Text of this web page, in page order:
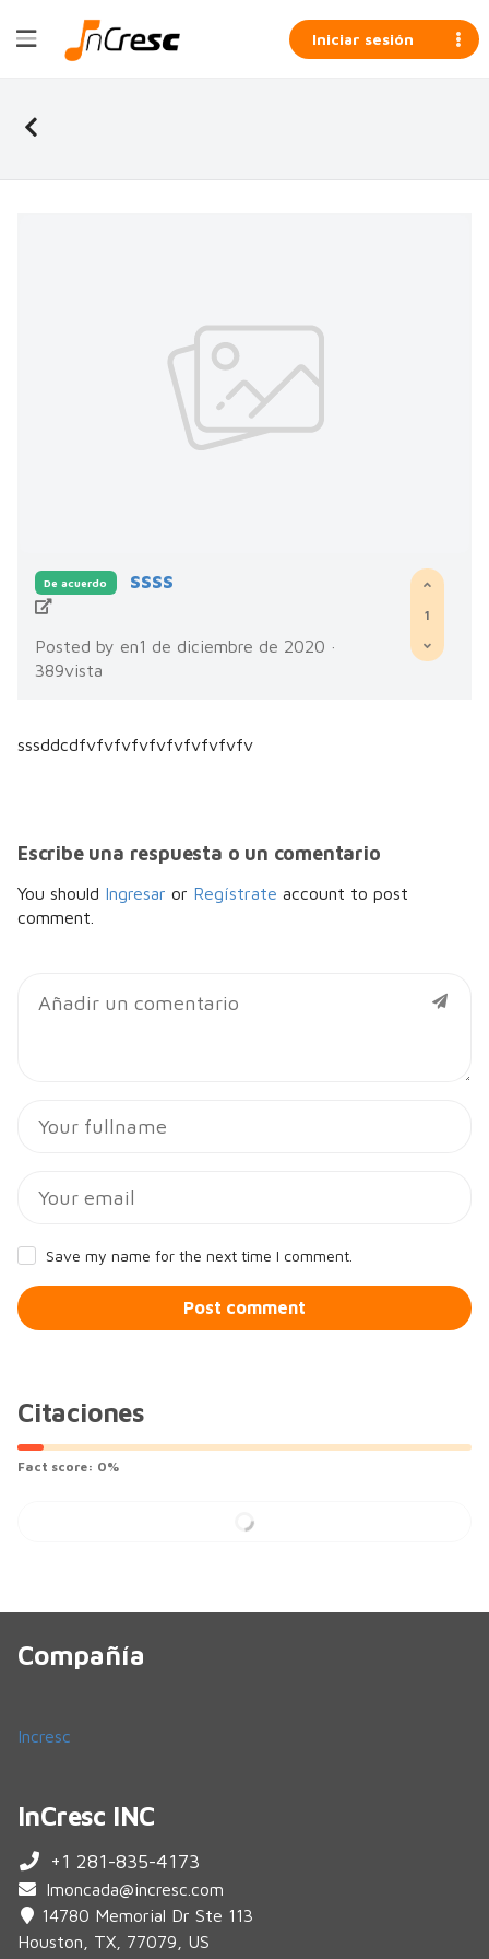
Iniciar sesión
De acuerdo ssss
Posted by en1 de diciembre de 2020 ·
389vista
1
sssddcdfvfvfvfvfvfvfvfvfvfv
Escribe una respuesta o un comentario
You should Ingresar or Regístrate account to post
comment.
Save my name for the next time I comment.
Post comment
Citaciones
Fact score: 0%
Más citas...
Compañía
Incresc
InCresc INC
+1 281-835-4173
lmoncada@incresc.com
14780 Memorial Dr Ste 113
Houston, TX, 77079, US